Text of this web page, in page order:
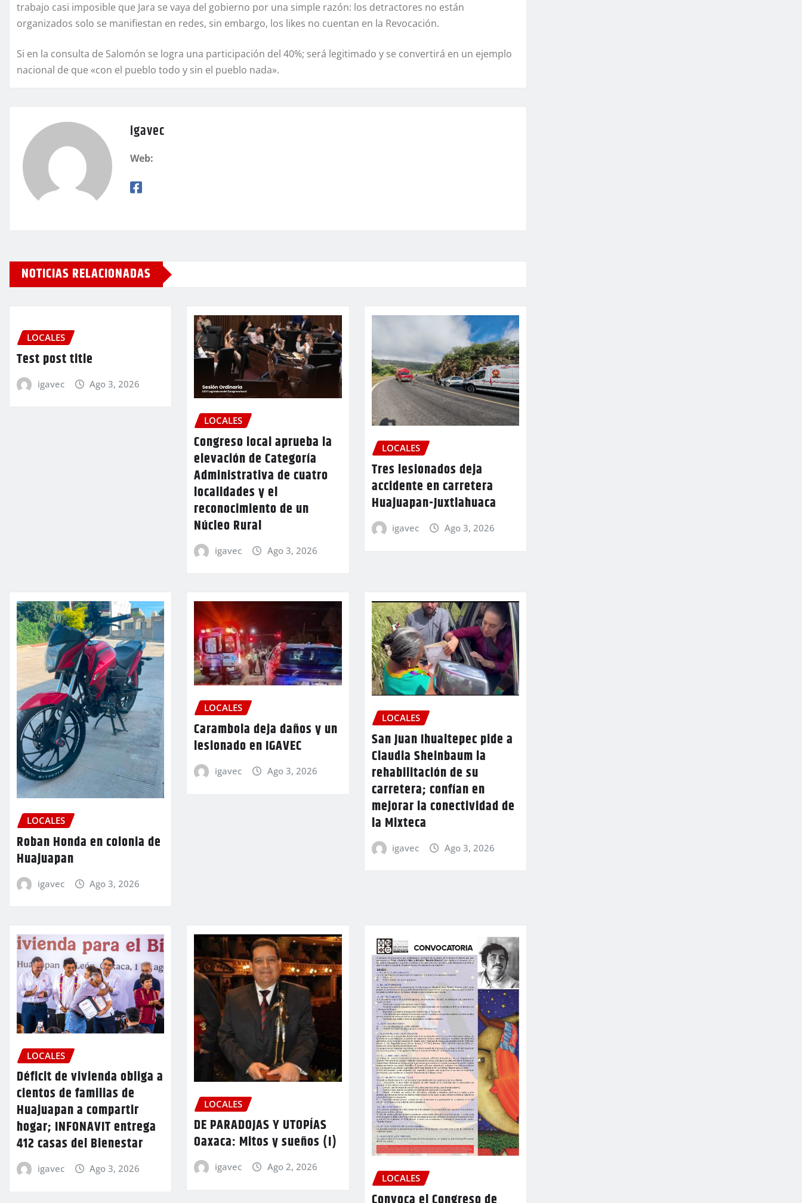
trabajo casi imposible que Jara se vaya del gobierno por una simple razón: los detractores no están
organizados solo se manifiestan en redes, sin embargo, los likes no cuentan en la Revocación.
Si en la consulta de Salomón se logra una participación del 40%; será legitimado y se convertirá en un ejemplo
nacional de que «con el pueblo todo y sin el pueblo nada».
igavec
Web:
NOTICIAS RELACIONADAS
LOCALES
Test post title
igavec Ago 3, 2026
LOCALES
Congreso local aprueba la
elevación de Categoría
Administrativa de cuatro
localidades y el
reconocimiento de un
Núcleo Rural
igavec Ago 3, 2026
LOCALES
Tres lesionados deja
accidente en carretera
Huajuapan-Juxtlahuaca
igavec Ago 3, 2026
LOCALES
Roban Honda en colonia de
Huajuapan
igavec Ago 3, 2026
LOCALES
Carambola deja daños y un
lesionado en IGAVEC
igavec Ago 3, 2026
LOCALES
San Juan Ihualtepec pide a
Claudia Sheinbaum la
rehabilitación de su
carretera; confían en
mejorar la conectividad de
la Mixteca
igavec Ago 3, 2026
LOCALES
Déficit de vivienda obliga a
cientos de familias de
Huajuapan a compartir
hogar; INFONAVIT entrega
412 casas del Bienestar
igavec Ago 3, 2026
LOCALES
DE PARADOJAS Y UTOPÍAS
Oaxaca: Mitos y sueños (I)
igavec
Ago 2, 2026
LOCALES